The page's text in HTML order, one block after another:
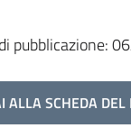
pubblicazione:
ALLA SCHEDA DEL